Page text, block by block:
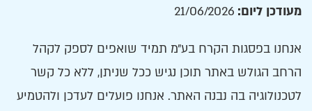
מעודכן ליום:
אנחנו בפסגות הקרח בע״מ תמיד שואפים לספק לקהל
הרחב הגולש באתר תוכן נגיש ככל שניתן, ללא כל קשר
לטכנולוגיה בה נבנה האתר. אנחנו פועלים לעדכן ולהטמיע